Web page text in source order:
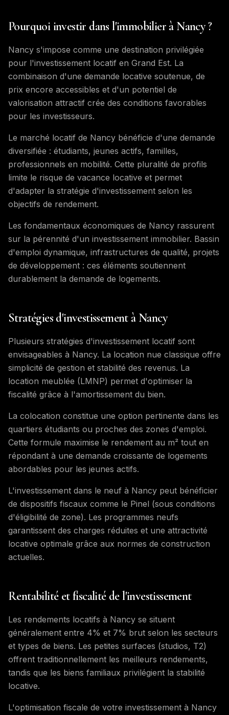
Pourquoi investir dans l'immobilier à Nancy ?
Nancy s'impose comme une destination privilégiée
pour l'investissement locatif en Grand Est. La
combinaison d'une demande locative soutenue, de
prix encore accessibles et d'un potentiel de
valorisation attractif crée des conditions favorables
pour les investisseurs.
Le marché locatif de Nancy bénéficie d'une demande
diversifiée : étudiants, jeunes actifs, familles,
professionnels en mobilité. Cette pluralité de profils
limite le risque de vacance locative et permet
d'adapter la stratégie d'investissement selon les
objectifs de rendement.
Les fondamentaux économiques de Nancy rassurent
sur la pérennité d'un investissement immobilier. Bassin
d'emploi dynamique, infrastructures de qualité, projets
de développement : ces éléments soutiennent
durablement la demande de logements.
Stratégies d'investissement à Nancy
Plusieurs stratégies d'investissement locatif sont
envisageables à Nancy. La location nue classique offre
simplicité de gestion et stabilité des revenus. La
location meublée (LMNP) permet d'optimiser la
fiscalité grâce à l'amortissement du bien.
La colocation constitue une option pertinente dans les
quartiers étudiants ou proches des zones d'emploi.
Cette formule maximise le rendement au m² tout en
répondant à une demande croissante de logements
abordables pour les jeunes actifs.
L'investissement dans le neuf à Nancy peut bénéficier
de dispositifs fiscaux comme le Pinel (sous conditions
d'éligibilité de zone). Les programmes neufs
garantissent des charges réduites et une attractivité
locative optimale grâce aux normes de construction
actuelles.
Rentabilité et fiscalité de l'investissement
Les rendements locatifs à Nancy se situent
généralement entre 4% et 7% brut selon les secteurs
et types de biens. Les petites surfaces (studios, T2)
offrent traditionnellement les meilleurs rendements,
tandis que les biens familiaux privilégient la stabilité
locative.
L'optimisation fiscale de votre investissement à Nancy